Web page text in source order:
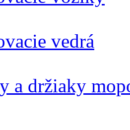
vedrá
a držiaky